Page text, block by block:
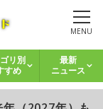
MENU
リ別
すめ
最新
ニュース